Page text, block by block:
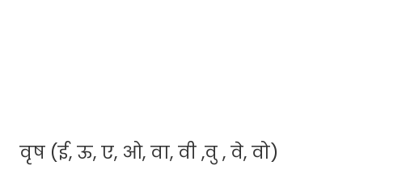
वृष (ई, ऊ, ए, ओ, वा, वी ,वु , वे, वो)